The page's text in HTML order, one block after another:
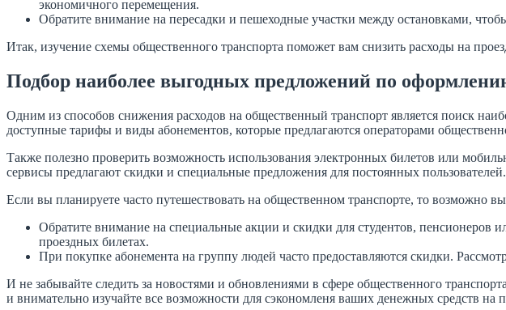
экономичного перемещения.
Обратите внимание на пересадки и пешеходные участки между остановками,
Итак, изучение схемы общественного транспорта поможет вам снизить расходы на
Подбор наиболее выгодных предложений по
Одним из способов снижения расходов на общественный транспорт является поиск
доступные тарифы и виды абонементов, которые предлагаются операторами
Также полезно проверить возможность использования электронных билетов или
сервисы предлагают скидки и специальные предложения для постоянных пользователей.
Если вы планируете часто путешествовать на общественном транспорте, то возможно
Обратите внимание на специальные акции и скидки для студентов,
проездных билетах.
При покупке абонемента на группу людей часто предоставляются скидки.
И не забывайте следить за новостями и обновлениями в сфере общественного
и внимательно изучайте все возможности для сэкономленя ваших денежных средств на